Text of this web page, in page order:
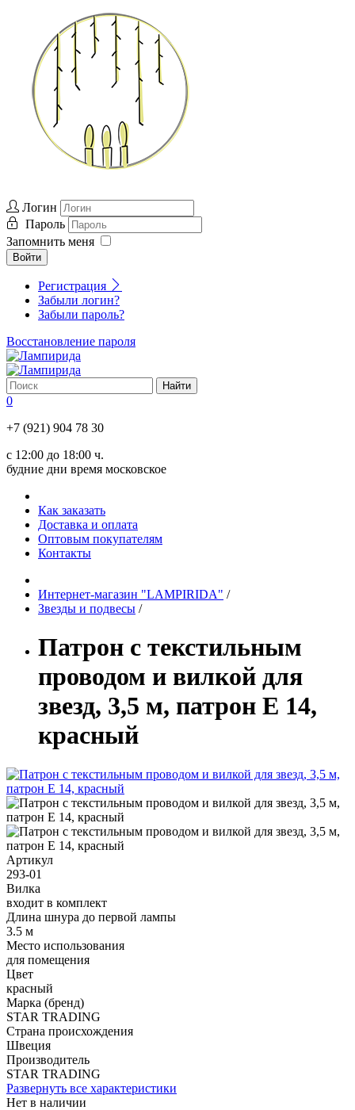
Логин
Пароль
Запомнить меня
Войти
Регистрация
Забыли логин?
Забыли пароль?
Восстановление пароля
0
+7 (921) 904 78 30
с 12:00 до 18:00 ч.
будние дни время московское
Как заказать
Доставка и оплата
Оптовым покупателям
Контакты
Интернет-магазин "LAMPIRIDA" /
Звезды и подвесы /
Патрон с текстильным
проводом и вилкой для
звезд, 3,5 м, патрон Е 14,
красный
Артикул
293-01
Вилка
входит в комплект
Длина шнура до первой лампы
3.5 м
Место использования
для помещения
Цвет
красный
Марка (бренд)
STAR TRADING
Страна происхождения
Швеция
Производитель
STAR TRADING
Развернуть все характеристики
Нет в наличии